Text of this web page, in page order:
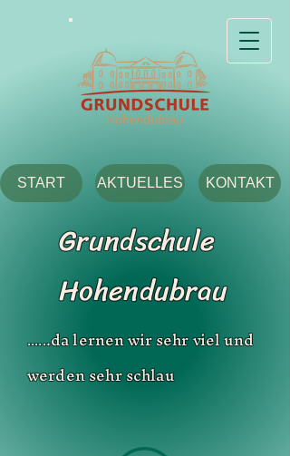
START AKTUELLES KONTAKT
Grundschule
Hohendubrau
......da lernen wir sehr viel und
werden sehr schlau